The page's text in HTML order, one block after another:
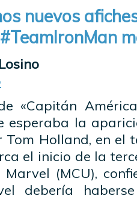
nuevos
«Capitán
esperaba la
Tom Holland, en el
el inicio de la
(MCU),
debería